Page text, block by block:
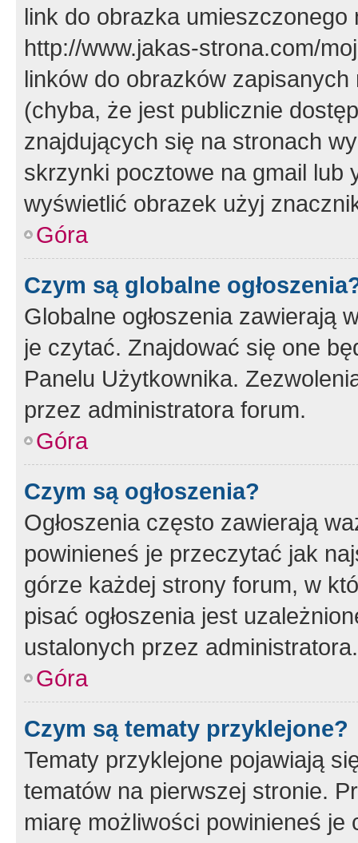
link do obrazka
http://www.jakas-strona.com/
linków do obrazków
(chyba, że jest publicznie
znajdujących się na stronach
skrzynki pocztowe na gmail lub
wyświetlić obrazek użyj
Góra
Czym są globalne
Globalne ogłoszenia zawierają
je czytać. Znajdować się one
Panelu Użytkownika.
przez administratora forum.
Góra
Czym są ogłoszenia?
Ogłoszenia często zawierają
powinieneś je przeczytać jak
górze każdej strony forum, w
pisać ogłoszenia jest
ustalonych przez administratora.
Góra
Czym są tematy przyklejone?
Tematy przyklejone pojawiają
tematów na pierwszej stronie.
miarę możliwości powinieneś je